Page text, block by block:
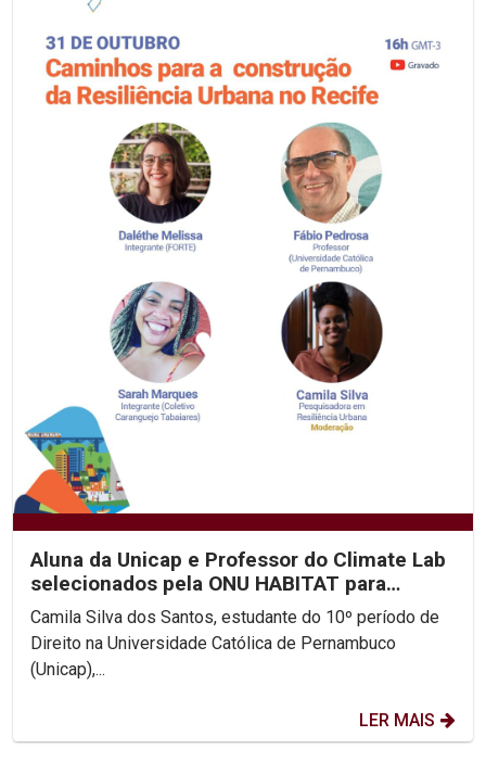
Aluna da Unicap e Professor do Climate Lab
selecionados pela ONU HABITAT para
discutir...
Camila Silva dos Santos, estudante do 10º período de
Direito na Universidade Católica de Pernambuco
(Unicap),...
LER MAIS